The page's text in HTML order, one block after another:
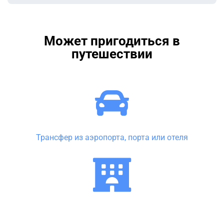
Может пригодиться в
путешествии
Трансфер из аэропорта, порта или отеля